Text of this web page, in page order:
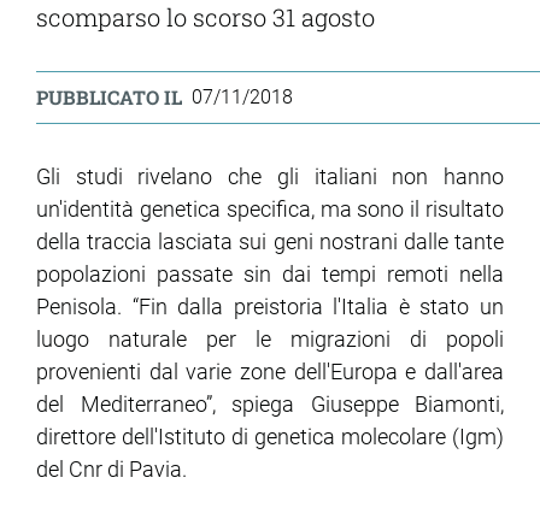
scomparso lo scorso 31 agosto
PUBBLICATO IL 07/11/2018
Gli studi rivelano che gli italiani non hanno
un'identità genetica specifica, ma sono il risultato
della traccia lasciata sui geni nostrani dalle tante
popolazioni passate sin dai tempi remoti nella
Penisola. “Fin dalla preistoria l'Italia è stato un
luogo naturale per le migrazioni di popoli
provenienti dal varie zone dell'Europa e dall'area
del Mediterraneo”, spiega Giuseppe Biamonti,
direttore dell'Istituto di genetica molecolare (Igm)
del Cnr di Pavia.